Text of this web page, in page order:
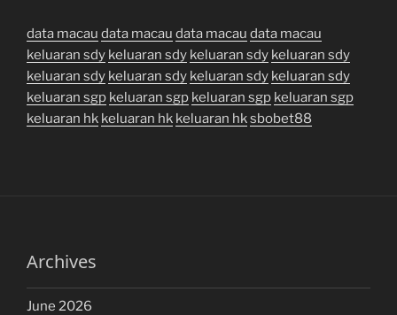
data macau data macau data macau data macau
keluaran sdy keluaran sdy keluaran sdy keluaran sdy
keluaran sdy keluaran sdy keluaran sdy keluaran sdy
keluaran sgp keluaran sgp keluaran sgp keluaran sgp
keluaran hk keluaran hk keluaran hksbobet88
Archives
June 2026